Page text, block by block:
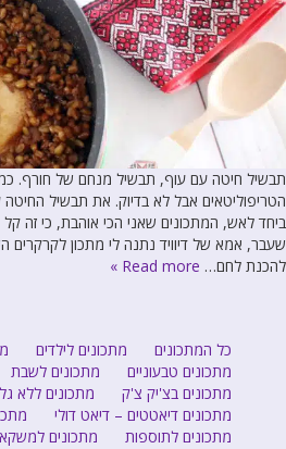
תבשיל חיטה עם עוף, תבשיל מנחם של חורף.
הטריפוליטאים אבל לא בדיוק. את תבשיל
ביחד לאש, המתכונים שאני הכי אוהבת, כי זה
שעבר, אמא של דיוויד נתנה לי מתכון לקרקרים
להכנת לחם… Read more »
כל המתכונים מתכונים לילדים
מתכונים טבעוניים
מתכונים לשבת
מתכונים בצ'יק צ'ק
מתכונים ללא
מתכונים דיאטטים – דיאט דולי
מתכונים לתוספות
מתכונים